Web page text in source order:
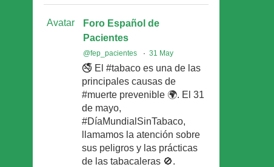
Avatar
Foro Español de
Pacientes
@fep_pacientes · 31 May
🚭 El #tabaco es una de las
principales causas de
#muerte prevenible 🌍. El 31
de mayo,
#DíaMundialSinTabaco,
llamamos la atención sobre
sus peligros y las prácticas
de las tabacaleras 🚫.